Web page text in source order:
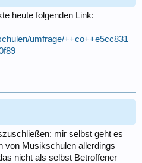
heute folgenden Link:
umfrage/++co++e5cc831
mir selbst geht es
von Musikschulen allerdings
nicht als selbst Betroffener